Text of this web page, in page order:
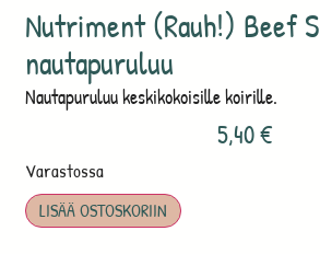
Nutriment (Rauh!) Beef S
nautapuruluu
Nautapuruluu keskikokoisille koirille.
5,40€
Varastossa
LISÄÄ OSTOSKORIIN